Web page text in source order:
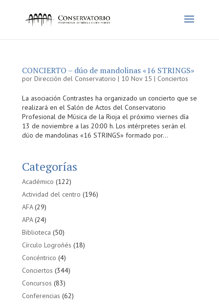
CONCIERTO – dúo de mandolinas «16 STRINGS»
por Dirección del Conservatorio | 10 Nov 15 | Conciertos
La asociación Contrastes ha organizado un concierto que se
realizará en el Salón de Actos del Conservatorio
Profesional de Música de la Rioja el próximo viernes día
13 de noviembre a las 20:00 h. Los intérpretes serán el
dúo de mandolinas «16 STRINGS» formado por...
Categorías
Académico (122)
Actividad del centro (196)
AFA(29)
APA(24)
Biblioteca (50)
Círculo Logroñés (18)
Concéntrico (4)
Conciertos (344)
Concursos (83)
Conferencias (62)